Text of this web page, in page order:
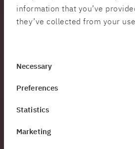
information that you’ve
they’ve collected from your
Necessary
Preferences
Statistics
Marketing
incidenthantering.
Skydda data på lagringsnivå
Hantera tredjepartsrisker
.
Begränsa externa konton och
Lyft frågan till styrelse och
cybersäkerhet regelbundet
regelverk som NIS2 gör